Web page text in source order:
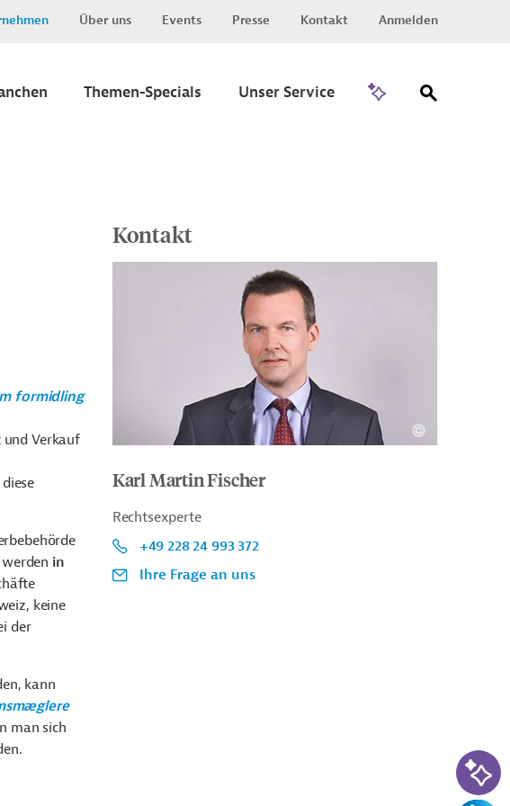
Über uns Events Presse Kontakt Anmelden
Themen-Specials Unser Service
formidling
Verkauf
in
keine
der
kann
man sich
Kontakt
Karl Martin Fischer
Rechtsexperte
+49 228 24 993 372
Ihre Frage an uns
KI-